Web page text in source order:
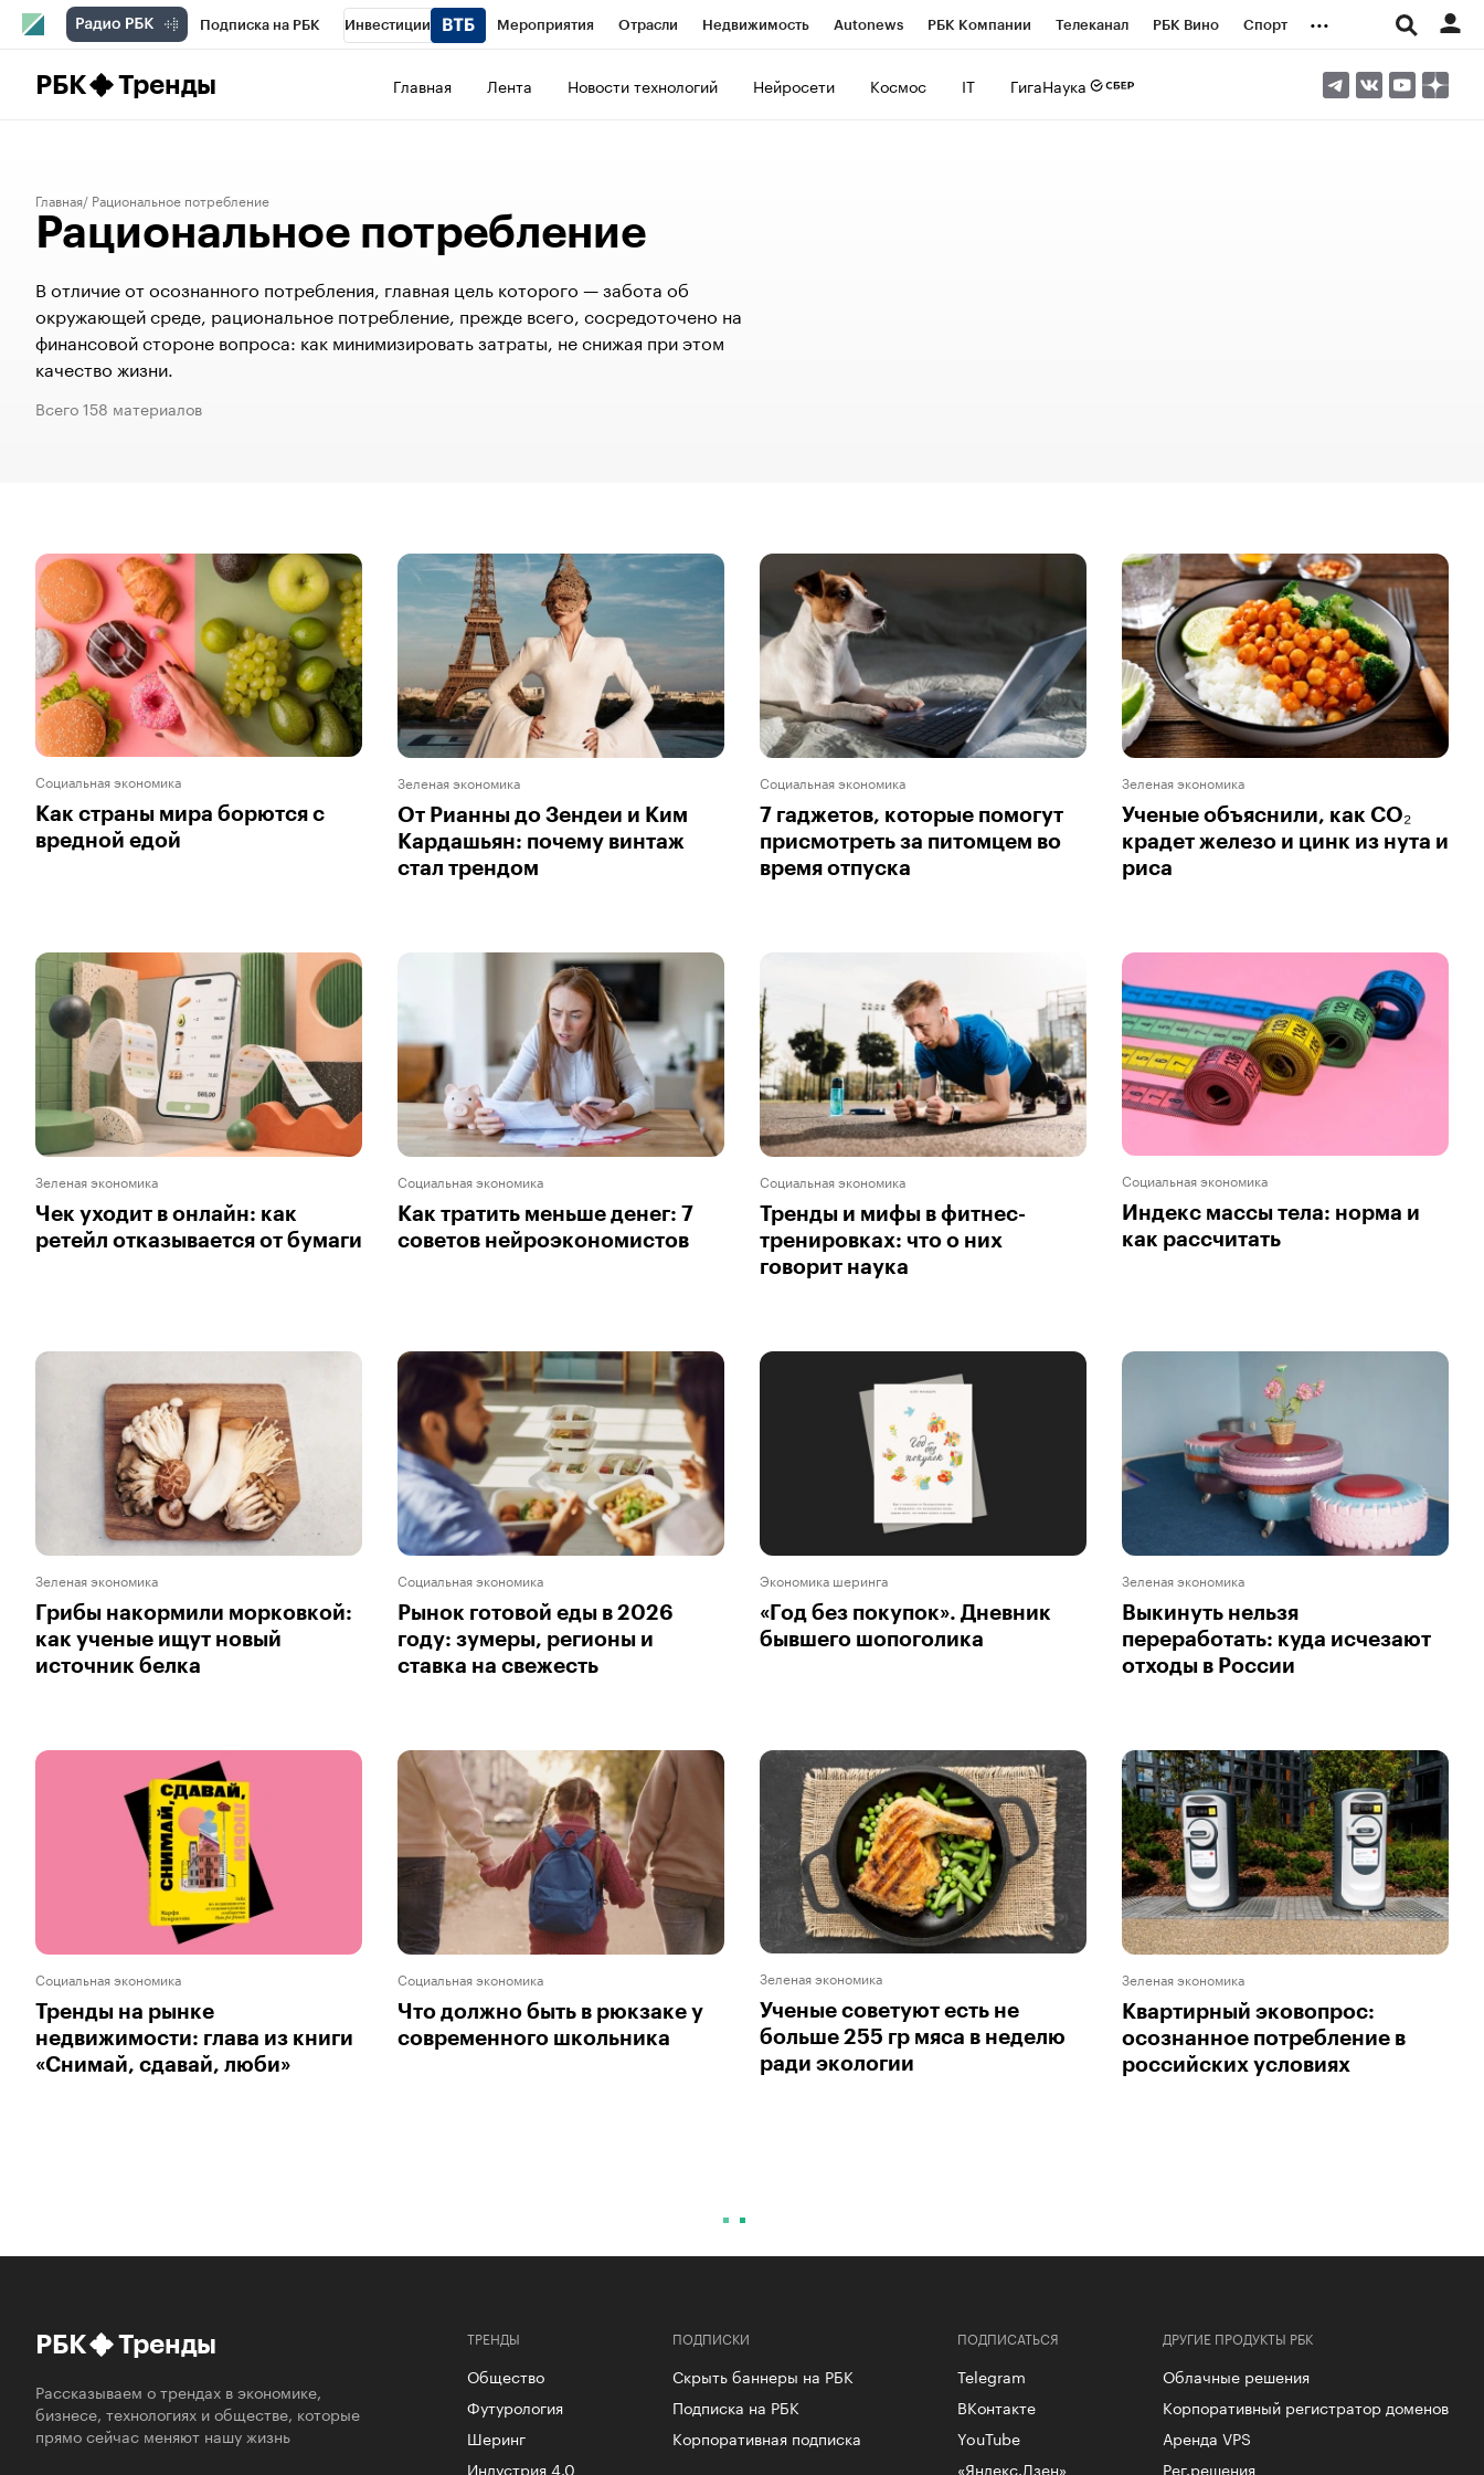
Подписка на РБК Инвестиции Мероприятия Отрасли Недвижимость Autonews РБК Компании Телеканал РБК Вино Спорт
Рынок наличной валюты
...
РБК Тренды Главная Лента Новости технологий Нейросети Космос IT ГигаНаука
Главная Рациональное потребление
Рациональное потребление
В отличие от осознанного потребления, главная цель которого — забота об
окружающей среде, рациональное потребление, прежде всего, сосредоточено на
финансовой стороне вопроса: как минимизировать затраты, не снижая при этом
качество жизни.
Всего 158 материалов
Социальная экономика
Как страны мира борются с
вредной едой
Зеленая экономика
От Рианны до Зендеи и Ким
Кардашьян: почему винтаж
стал трендом
Социальная экономика
7 гаджетов, которые помогут
присмотреть за питомцем во
время отпуска
Зеленая экономика
Ученые объяснили, как CO₂
крадет железо и цинк из нута и
риса
Зеленая экономика
Чек уходит в онлайн: как
ретейл отказывается от бумаги
Социальная экономика
Как тратить меньше денег: 7
советов нейроэкономистов
Социальная экономика
Тренды и мифы в фитнес-
тренировках: что о них
говорит наука
Социальная экономика
Индекс массы тела: норма и
как рассчитать
Зеленая экономика
Грибы накормили морковкой:
как ученые ищут новый
источник белка
Социальная экономика
Рынок готовой еды в 2026
году: зумеры, регионы и
ставка на свежесть
Экономика шеринга
«Год без покупок». Дневник
бывшего шопоголика
Зеленая экономика
Выкинуть нельзя
переработать: куда исчезают
отходы в России
Социальная экономика
Тренды на рынке
недвижимости: глава из книги
«Снимай, сдавай, люби»
Социальная экономика
Что должно быть в рюкзаке у
современного школьника
Зеленая экономика
Ученые советуют есть не
больше 255 гр мяса в неделю
ради экологии
Зеленая экономика
Квартирный эковопрос:
осознанное потребление в
российских условиях
РБК Тренды
Рассказываем о трендах в экономике,
бизнесе, технологиях и обществе, которые
прямо сейчас меняют нашу жизнь
ТРЕНДЫ
Общество
Футурология
Шеринг
Индустрия 4.0
ПОДПИСКИ
Скрыть баннеры на РБК
Подписка на РБК
Корпоративная подписка
ДРУГИЕ ПРОДУКТЫ РБК
Облачные решения
Корпоративный регистратор доменов
Аренда VPS
Рег.решения
ПОДПИСАТЬСЯ
Telegram
ВКонтакте
YouTube
«Яндекс.Дзен»